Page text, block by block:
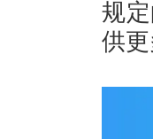
规
供更